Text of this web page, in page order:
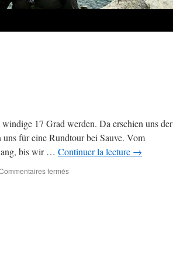
17 Grad werden. Da erschien uns der
für eine Rundtour bei Sauve. Vom
bis wir … Continuer la lecture →
ferméssur